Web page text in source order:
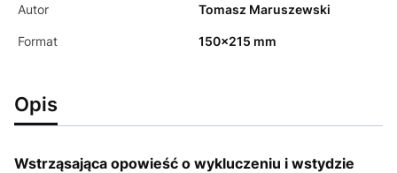
Autor Tomasz Maruszewski
Format 150x215 mm
Opis
Wstrząsająca opowieść o wykluczeniu i wstydzie